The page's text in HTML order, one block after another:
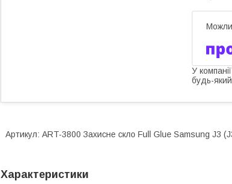
У
будь-
Артикул: ART-3800 Захисне скло Full Glue Samsung J3
Характеристики